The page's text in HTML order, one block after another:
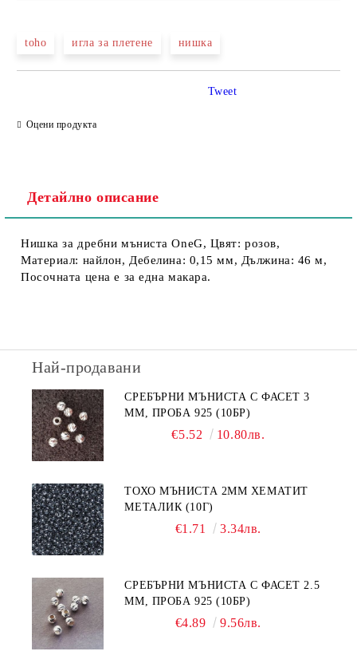
toho игла за плетене нишка
Оцени продукта
Tweet
Детайлно описание
Нишка за дребни мъниста OneG, Цвят: розов,
Материал: найлон, Дебелина: 0,15 мм, Дължина: 46 м,
Посочната цена е за една макара.
Най-продавани
СРЕБЪРНИ МЪНИСТА С ФАСЕТ 3
ММ, ПРОБА 925 (10БР)
€5.52 10.80лв.
ТОХО МЪНИСТА 2ММ ХЕМАТИТ
МЕТАЛИК (10Г)
€1.71 3.34лв.
СРЕБЪРНИ МЪНИСТА С ФАСЕТ 2.5
ММ, ПРОБА 925 (10БР)
€4.89 9.56лв.